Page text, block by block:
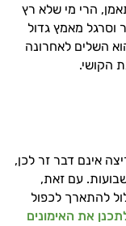
, הרי מי שלא רץ
וסרגל מאמץ גדול
השלים לאחרונה
הקושי.
אינם דבר זר לכן,
. עם זאת,
להתארך לכפול
את האימונים
רכיבים
היום